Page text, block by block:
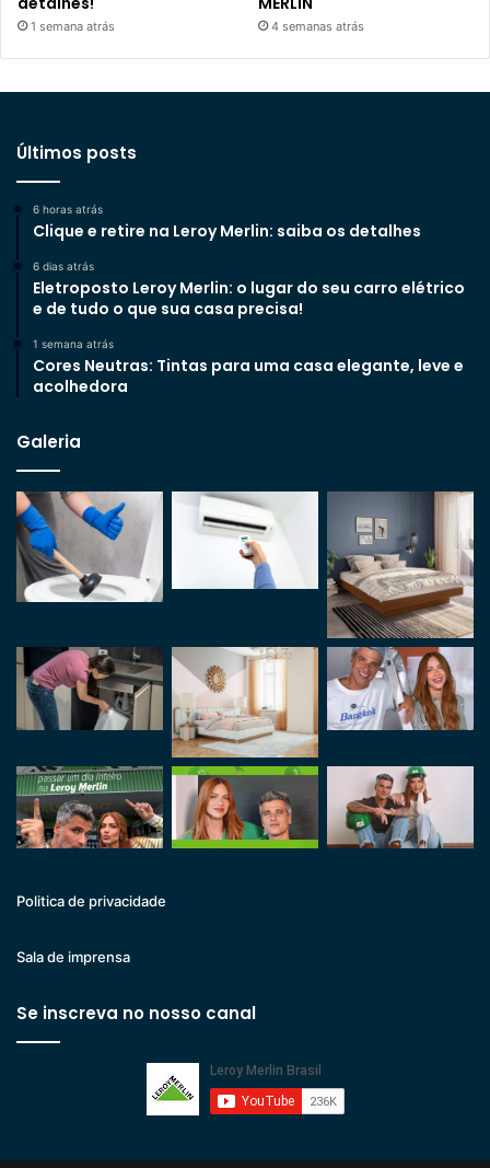
1 semana atrás 4 semanas atrás
Últimos posts
6 horas atrás
Clique e retire na Leroy Merlin: saiba os detalhes
6 dias atrás
Eletroposto Leroy Merlin: o lugar do seu carro elétrico
e de tudo o que sua casa precisa!
1 semana atrás
Cores Neutras: Tintas para uma casa elegante, leve e
acolhedora
Galeria
Politica de privacidade
Sala de imprensa
Se inscreva no nosso canal